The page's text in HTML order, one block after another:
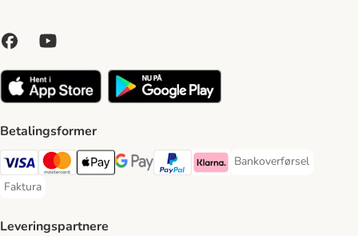
Betalingsformer
VISA Payment Method
Mastercard Payment Method
Apply pay Payment Method
Google Pay Payment Method
paypal Payment Method
Klarna Payment Method
Bankoverførsel
Bankoverførsel
Faktura
Faktura Payment Method
Leveringspartnere